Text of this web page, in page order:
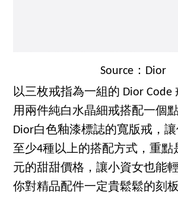
Source：Dior
以三枚戒指為一組的 Dior Code
用兩件純白水晶細戒搭配一個
Dior白色釉漆標誌的寬版戒，
至少4種以上的搭配方式，重點
元的甜甜價格，讓小資女也能
你對精品配件一定貴鬆鬆的刻